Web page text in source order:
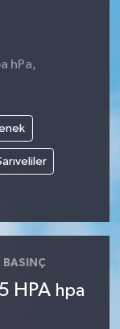
hPa,
BASINÇ
HPA hpa